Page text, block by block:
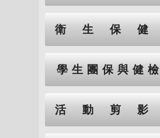
衛生保健
學生團保與健檢
活動剪影